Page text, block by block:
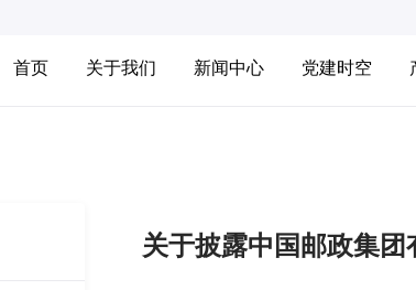
首页 关于我们 新闻中心 党建时空
关于披露中国邮政集